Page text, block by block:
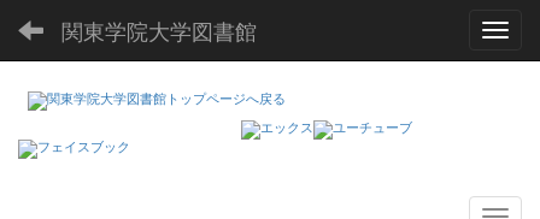
関東学院大学図書館